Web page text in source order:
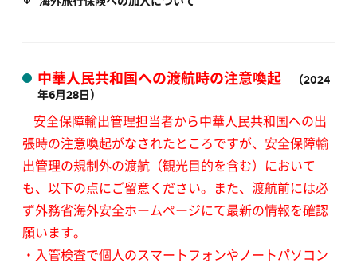
中華人民共和国への渡航時の注意喚起 （2024
年6月28日）
安全保障輸出管理担当者から中華人民共和国ヘの出
張時の注意喚起がなされたところですが、安全保障輸
出管理の規制外の渡航（観光目的を含む）において
も、以下の点にご留意ください。また、渡航前には必
ず外務省海外安全ホームページにて最新の情報を確認
願います。
・入管検査で個人のスマートフォンやノートパソコン